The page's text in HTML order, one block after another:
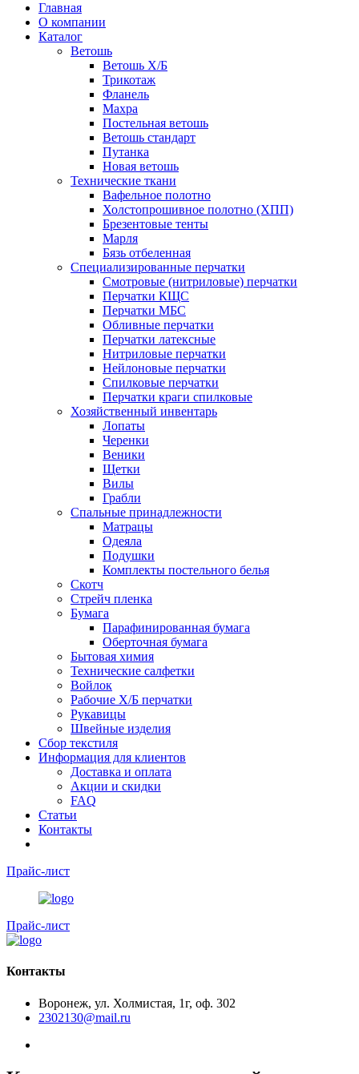
Главная
О компании
Каталог
Ветошь
Ветошь Х/Б
Трикотаж
Фланель
Махра
Постельная ветошь
Ветошь стандарт
Путанка
Новая ветошь
Технические ткани
Вафельное полотно
Холстопрошивное полотно (ХПП)
Брезентовые тенты
Марля
Бязь отбеленная
Специализированные перчатки
Смотровые (нитриловые) перчатки
Перчатки КЩС
Перчатки МБС
Обливные перчатки
Перчатки латексные
Нитриловые перчатки
Нейлоновые перчатки
Спилковые перчатки
Перчатки краги спилковые
Хозяйственный инвентарь
Лопаты
Черенки
Веники
Щетки
Вилы
Грабли
Спальные принадлежности
Матрацы
Одеяла
Подушки
Комплекты постельного белья
Скотч
Стрейч пленка
Бумага
Парафинированная бумага
Оберточная бумага
Бытовая химия
Технические салфетки
Войлок
Рабочие Х/Б перчатки
Рукавицы
Швейные изделия
Сбор текстиля
Информация для клиентов
Доставка и оплата
Акции и скидки
FAQ
Статьи
Контакты
Прайс-лист
Прайс-лист
Контакты
Воронеж, ул. Холмистая, 1г, оф. 302
2302130@mail.ru